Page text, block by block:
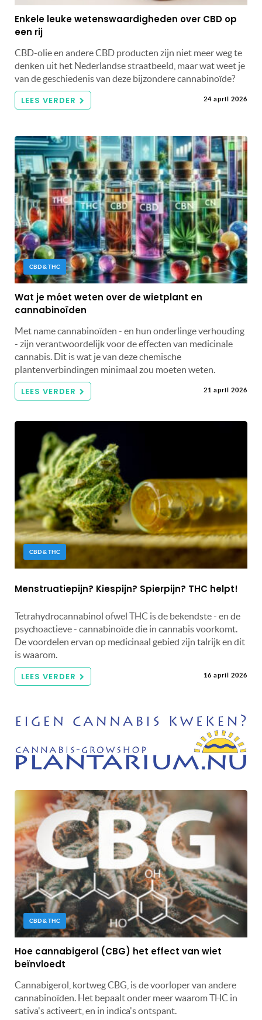
Enkele leuke wetenswaardigheden over CBD op
een rij
CBD-olie en andere CBD producten zijn niet meer weg te
denken uit het Nederlandse straatbeeld, maar wat weet je
van de geschiedenis van deze bijzondere cannabinoïde?
LEES VERDER 24 april 2026
CBD & THC
Wat je móet weten over de wietplant en
cannabinoïden
Met name cannabinoïden - en hun onderlinge verhouding
- zijn verantwoordelijk voor de effecten van medicinale
cannabis. Dit is wat je van deze chemische
plantenverbindingen minimaal zou moeten weten.
LEES VERDER 21 april 2026
CBD & THC
Menstruatiepijn? Kiespijn? Spierpijn? THC helpt!
Tetrahydrocannabinol ofwel THC is de bekendste - en de
psychoactieve - cannabinoïde die in cannabis voorkomt.
De voordelen ervan op medicinaal gebied zijn talrijk en dit
is waarom.
LEES VERDER 16 april 2026
CBD & THC
Hoe cannabigerol (CBG) het effect van wiet
beïnvloedt
Cannabigerol, kortweg CBG, is de voorloper van andere
cannabinoïden. Het bepaalt onder meer waarom THC in
sativa's activeert, en in indica's ontspant.